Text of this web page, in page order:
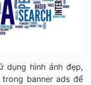
dụng hình ảnh đẹp,
banner ads để